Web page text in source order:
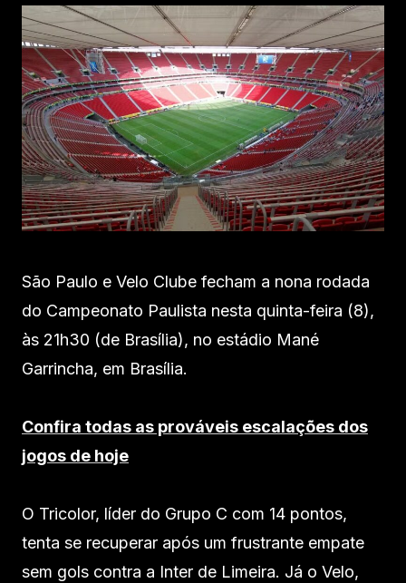
São Paulo e Velo Clube fecham a nona rodada
do Campeonato Paulista nesta quinta-feira (8),
às 21h30 (de Brasília), no estádio Mané
Garrincha, em Brasília.
Confira todas as prováveis escalações dos
jogos de hoje
O Tricolor, líder do Grupo C com 14 pontos,
tenta se recuperar após um frustrante empate
sem gols contra a Inter de Limeira. Já o Velo,